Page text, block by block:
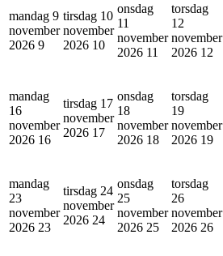
mandag 9
november
2026 9
tirsdag 10
november
2026 10
onsdag
11
november
2026 11
torsdag
12
november
2026 12
mandag
16
november
2026 16
tirsdag 17
november
2026 17
onsdag
18
november
2026 18
torsdag
19
november
2026 19
mandag
23
november
2026 23
tirsdag 24
november
2026 24
onsdag
25
november
2026 25
torsdag
26
november
2026 26